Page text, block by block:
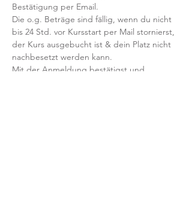
Bestätigung per Email.
Die o.g. Beträge sind fällig, wenn du nicht
bis 24 Std. vor Kursstart per Mail stornierst,
der Kurs ausgebucht ist & dein Platz nicht
nachbesetzt werden kann.
Mit der Anmeldung bestätigst und